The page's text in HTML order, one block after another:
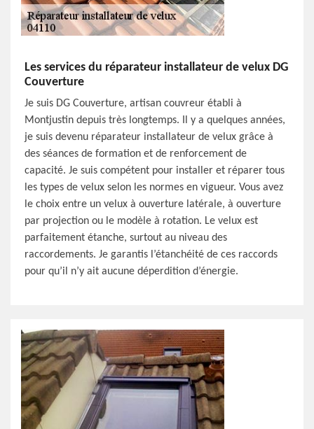
Les services du réparateur installateur de velux DG
Couverture
Je suis DG Couverture, artisan couvreur établi à
Montjustin depuis très longtemps. Il y a quelques années,
je suis devenu réparateur installateur de velux grâce à
des séances de formation et de renforcement de
capacité. Je suis compétent pour installer et réparer tous
les types de velux selon les normes en vigueur. Vous avez
le choix entre un velux à ouverture latérale, à ouverture
par projection ou le modèle à rotation. Le velux est
parfaitement étanche, surtout au niveau des
raccordements. Je garantis l’étanchéité de ces raccords
pour qu’il n’y ait aucune déperdition d’énergie.